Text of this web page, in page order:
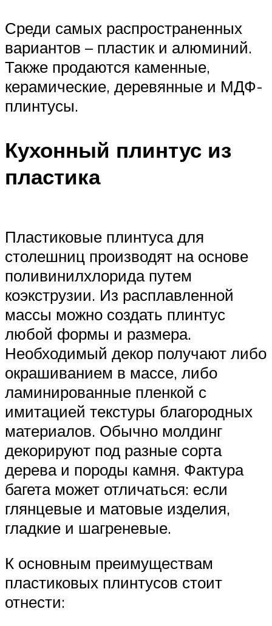
Среди самых распространенных
вариантов – пластик и алюминий.
Также продаются каменные,
керамические, деревянные и МДФ-
плинтусы.
Кухонный плинтус из
пластика
Пластиковые плинтуса для
столешниц производят на основе
поливинилхлорида путем
коэкструзии. Из расплавленной
массы можно создать плинтус
любой формы и размера.
Необходимый декор получают либо
окрашиванием в массе, либо
ламинированные пленкой с
имитацией текстуры благородных
материалов. Обычно молдинг
декорируют под разные сорта
дерева и породы камня. Фактура
багета может отличаться: если
глянцевые и матовые изделия,
гладкие и шагреневые.
К основным преимуществам
пластиковых плинтусов стоит
отнести: